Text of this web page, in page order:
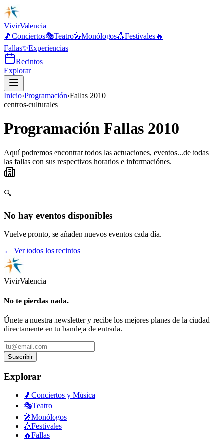
VivirValencia
🎵 Conciertos🎭Teatro🎤Monólogos🎪Festivales🔥
Fallas✨Experiencias
Recintos
Explorar
Inicio›Programación›Fallas 2010
centros-culturales
Programación Fallas 2010
Aquí podremos encontrar todos las actuaciones, eventos...de todas
las fallas con sus respectivos horarios e informaciónes.
🔍
No hay eventos disponibles
Vuelve pronto, se añaden nuevos eventos cada día.
← Ver todos los recintos
VivirValencia
No te pierdas nada.
Únete a nuestra newsletter y recibe los mejores planes de la ciudad
directamente en tu bandeja de entrada.
Suscribir
Explorar
🎵 Conciertos y Música
🎭Teatro
🎤Monólogos
🎪Festivales
🔥Fallas